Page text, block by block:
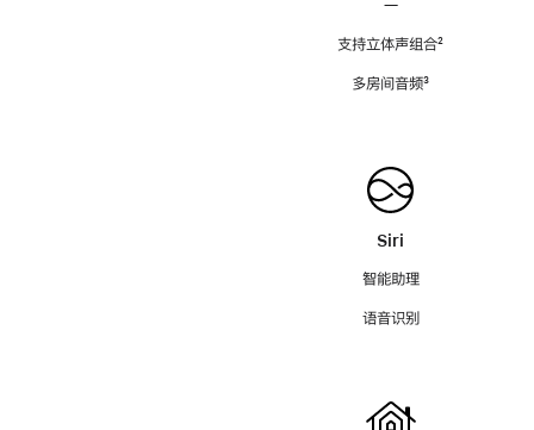
—
支持立体声组合脚
²
多房间音频脚
³
Siri
智能助理
语音识别